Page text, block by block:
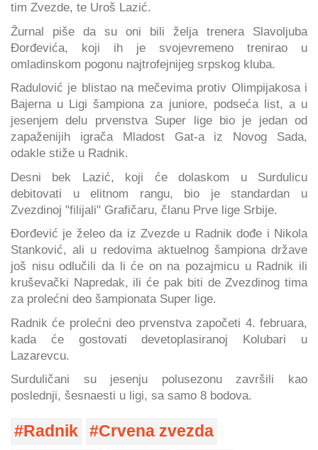
tim Zvezde, te Uroš Lazić.
Žurnal piše da su oni bili želja trenera Slavoljuba
Đorđevića, koji ih je svojevremeno trenirao u
omladinskom pogonu najtrofejnijeg srpskog kluba.
Radulović je blistao na mečevima protiv Olimpijakosa i
Bajerna u Ligi šampiona za juniore, podseća list, a u
jesenjem delu prvenstva Super lige bio je jedan od
zapaženijih igrača Mladost Gat-a iz Novog Sada,
odakle stiže u Radnik.
Desni bek Lazić, koji će dolaskom u Surdulicu
debitovati u elitnom rangu, bio je standardan u
Zvezdinoj "filijali" Grafičaru, članu Prve lige Srbije.
Đorđević je želeo da iz Zvezde u Radnik dođe i Nikola
Stanković, ali u redovima aktuelnog šampiona države
još nisu odlučili da li će on na pozajmicu u Radnik ili
kruševački Napredak, ili će pak biti de Zvezdinog tima
za prolećni deo šampionata Super lige.
Radnik će prolećni deo prvenstva započeti 4. februara,
kada će gostovati devetoplasiranoj Kolubari u
Lazarevcu.
Surduličani su jesenju polusezonu završili kao
poslednji, šesnaesti u ligi, sa samo 8 bodova.
Radnik
Crvena zvezda